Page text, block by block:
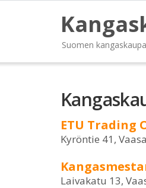
Suomen
ETU Trading
Kyröntie 41, Vaasa
Laivakatu 13,